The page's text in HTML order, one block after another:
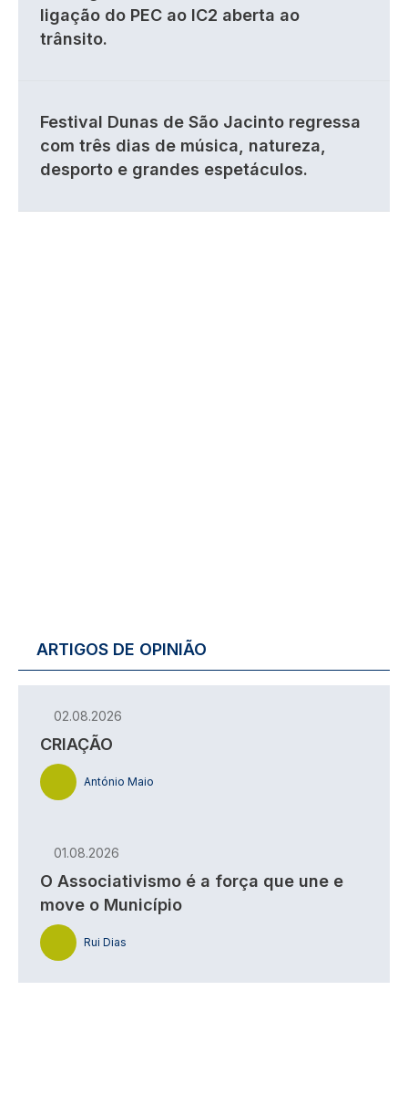
ligação do PEC ao IC2 aberta ao
trânsito.
Festival Dunas de São Jacinto regressa
com três dias de música, natureza,
desporto e grandes espetáculos.
ARTIGOS DE OPINIÃO
02.08.2026
CRIAÇÃO
António Maio
01.08.2026
O Associativismo é a força que une e
move o Município
Rui Dias